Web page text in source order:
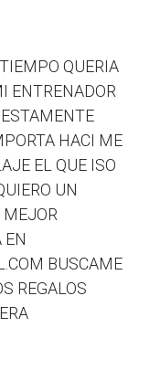
QUERIA
ENTRENADOR
HACI ME
EL QUE ISO
UN
MEJOR
EN
BUSCAME
REGALOS